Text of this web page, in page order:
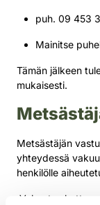
puh. 09 453
Mainitse
Tämän jälkeen
mukaisesti.
Metsästäjän
yhteydessä
henkilölle
Vakuutus kattaa